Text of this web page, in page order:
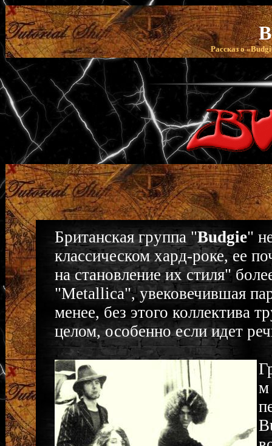
Рассказ о
Британская группа "Budgie"
классическом хард-роке, ее
на становление их стиля"
"Metallica", увековечившая
менее, без этого коллектива
целом, особенно если идет
м